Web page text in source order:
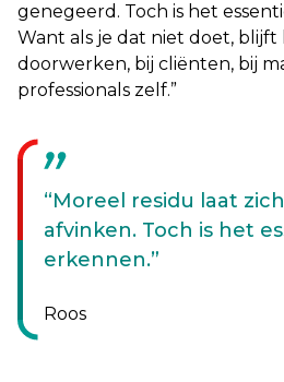
genegeerd. Toch is het
Want als je dat niet doet,
doorwerken, bij cliënten, bij
professionals zelf.”
Moreel residu laat
afvinken. Toch is het
erkennen.
Roos